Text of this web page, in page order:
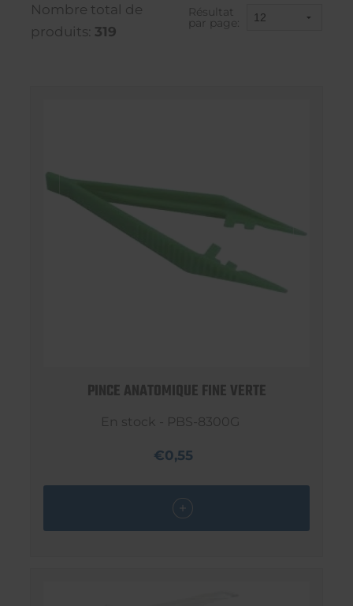
Nombre total de
produits: 319
Résultat
par page:
PINCE ANATOMIQUE FINE VERTE
En stock - PBS-8300G
€0,55